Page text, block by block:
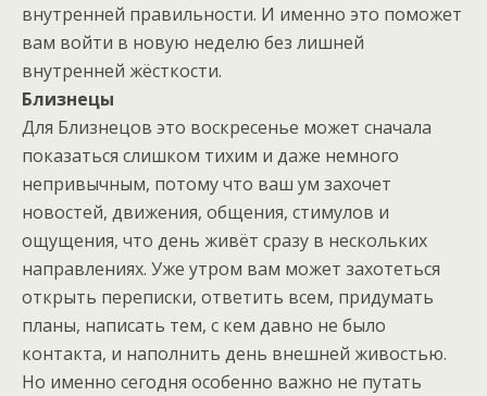
внутренней правильности. И именно это поможет
вам войти в новую неделю без лишней
внутренней жёсткости.
Близнецы
Для Близнецов это воскресенье может сначала
показаться слишком тихим и даже немного
непривычным, потому что ваш ум захочет
новостей, движения, общения, стимулов и
ощущения, что день живёт сразу в нескольких
направлениях. Уже утром вам может захотеться
открыть переписки, ответить всем, придумать
планы, написать тем, с кем давно не было
контакта, и наполнить день внешней живостью.
Но именно сегодня особенно важно не путать